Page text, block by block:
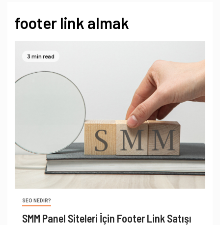
footer link almak
3 min read
SEO NEDIR?
SMM Panel Siteleri İçin Footer Link Satışı